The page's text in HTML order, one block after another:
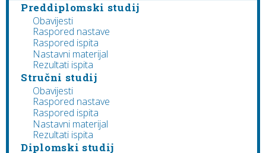
Preddiplomski studij
Obavijesti
Raspored nastave
Raspored ispita
Nastavni materijal
Rezultati ispita
Stručni studij
Obavijesti
Raspored nastave
Raspored ispita
Nastavni materijal
Rezultati ispita
Diplomski studij